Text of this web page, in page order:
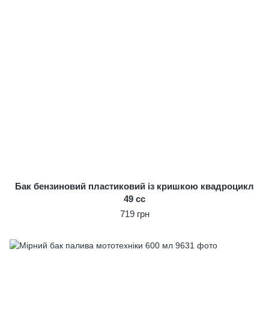
Бак бензиновий пластиковий із кришкою квадроцикл
49 cc
719 грн